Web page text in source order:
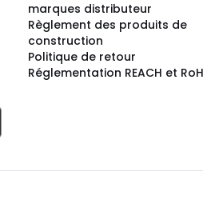
marques distributeur
Règlement des produits de
construction
Politique de retour
Réglementation REACH et